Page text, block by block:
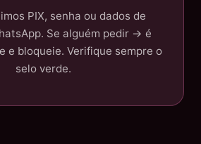
PIX, senha ou dados de
Se alguém pedir → é
e bloqueie. Verifique sempre o
selo verde.